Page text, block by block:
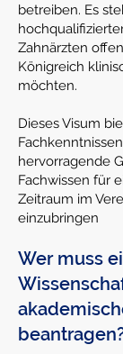
betreiben. Es
Zahnärzten
Königreich
möchten.
Dieses Visum
hervorragende
Fachwissen für
Zeitraum im
einzubringen
Wer muss